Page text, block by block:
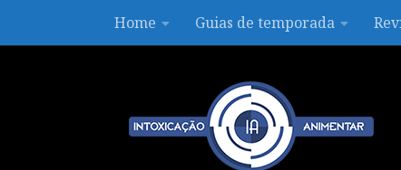
Skip to contentHome Guias de temporada